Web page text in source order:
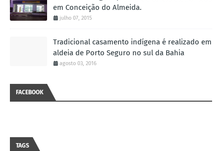
em Conceição do Almeida.
julho 07, 2015
Tradicional casamento indígena é realizado em
aldeia de Porto Seguro no sul da Bahia
agosto 03, 2016
FACEBOOK
TAGS